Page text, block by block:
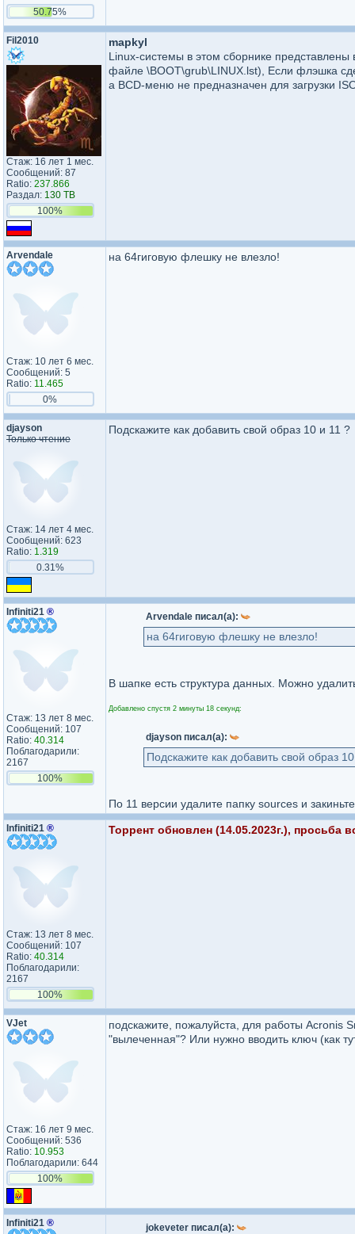
50.75%
Fil2010
Стаж: 16 лет 1 мес.
Сообщений: 87
Ratio: 237.866
Раздал: 130 TB
100%
mapkyl
Linux-системы в этом сборнике
файле \BOOT\grub\LINUX.lst), Если флэшка
а BCD-меню не предназначен для загрузки
Arvendale
Стаж: 10 лет 6 мес.
Сообщений: 5
Ratio: 11.465
0%
на 64гиговую флешку не влезло!
djayson
Только чтение
Стаж: 14 лет 4 мес.
Сообщений: 623
Ratio: 1.319
0.31%
Подскажите как добавить свой образ 10 и 11 ?
Infiniti21 ®
Стаж: 13 лет 8 мес.
Сообщений: 107
Ratio: 40.314
Поблагодарили:
2167
100%
Arvendale писал(а):
на 64гиговую флешку не влезло!
В шапке есть структура данных. Можно
Добавлено спустя 2 минуты 18 секунд:
djayson писал(а):
Подскажите как добавить свой образ
По 11 версии удалите папку sources и
Infiniti21 ®
Стаж: 13 лет 8 мес.
Сообщений: 107
Ratio: 40.314
Поблагодарили:
2167
100%
Торрент обновлен (14.05.2023г.), просьба
VJet
Стаж: 16 лет 9 мес.
Сообщений: 536
Ratio: 10.953
Поблагодарили: 644
100%
подскажите, пожалуйста, для работы Acronis
"вылеченная"? Или нужно вводить ключ (как
Infiniti21 ® jokeveter писал(а):